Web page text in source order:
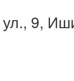
ул., 9,